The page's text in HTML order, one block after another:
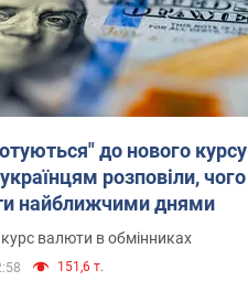
до нового курсу
розповіли, чого
найближчими днями
валюти в обмінниках
151,6 т.